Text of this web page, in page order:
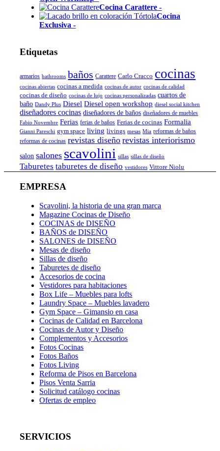
Cocina Carattere -
Cocina
Exclusiva -
Etiquetas
armarios bathrooms baños Carattere Carlo Cracco cocinas
cocinas abiertas cocinas a medida cocinas de autor cocinas de calidad
cocinas de diseño cocinas de lujo cocinas personalizadas cuartos de
baño Dandy Plus Diesel Diesel open workshop diesel social kitchen
diseñadores cocinas diseñadores de baños diseñadores de muebles
Fabio Novembre Ferias ferias de baños Ferias de cocinas Formalia
Gianni Pareschi gym space living livings mesas Mia reformas de baños
reformas de cocinas revistas diseño revistas interiorismo
salon salones scavolini sillas sillas de diseño
Taburetes taburetes de diseño vestidores Vittore Niolu
EMPRESA
Scavolini, la historia de una gran marca
Magazine Cocinas de Diseño
COCINAS de DISEÑO
BAÑOS de DISEÑO
SALONES de DISEÑO
Mesas de diseño
Sillas de diseño
Taburetes de diseño
Accesorios de cocina
Vestidores para habitaciones
Box Life – Muebles para lofts
Laundry Space – Muebles lavadero
Gym Space – Gimansio en casa
Cocinas de Calidad en Barcelona
Cocinas de Autor y Diseño
Complementos y Accesorios
Fotos Cocinas
Fotos Baños
Fotos Living
Reforma de Pisos en Barcelona
Pisos Venta Sarria
Solicitud catálogo cocinas
Ofertas de empleo
SERVICIOS